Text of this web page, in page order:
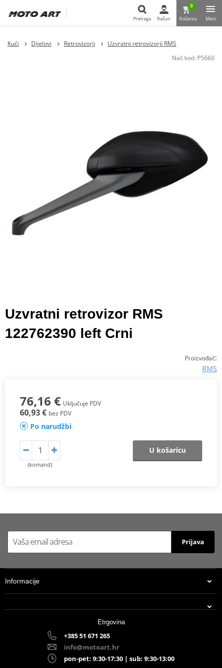
Pretraga Račun
0
Košarica Meni
Kući Dijelovi Retrovizorji
Uzvratni retrovizorji RMS
Naš kod: P5660
Uzvratni retrovizor RMS
122762390 left Crni
Proizvođač:
RMS
76,16 € Uključuje PDV
60,93 € bez PDV
Po narudžbi
(komand)
U košaricu
Prijava
Informacije
Etrgovina
+385 51 671 265
info@motoart.hr
pon-pet: 9:30-17:30 | sub: 9:30-13:00